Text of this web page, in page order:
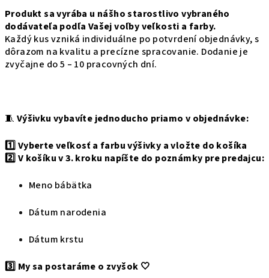
Produkt sa vyrába u nášho starostlivo vybraného
dodávateľa podľa Vašej voľby veľkosti a farby.
Každý kus vzniká individuálne po potvrdení objednávky, s
dôrazom na kvalitu a precízne spracovanie. Dodanie je
zvyčajne do 5 – 10 pracovných dní.
🧵 Výšivku vybavíte jednoducho priamo v objednávke:
1️⃣ Vyberte veľkosť a farbu výšivky a vložte do košíka
2️⃣ V košíku v 3. kroku napíšte do poznámky pre predajcu:
Meno bábätka
Dátum narodenia
Dátum krstu
3️⃣ My sa postaráme o zvyšok 🤍